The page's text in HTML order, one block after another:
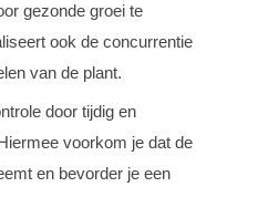
gezonde groei te
ook de concurrentie
van de plant.
door tijdig en
voorkom je dat de
en bevorder je een